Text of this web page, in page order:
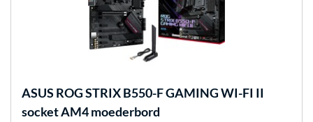
ASUS ROG STRIX B550-F GAMING WI-FI II
socket AM4 moederbord